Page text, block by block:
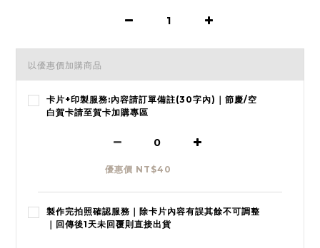
以優惠價加購商品
卡片+印製服務:內容請訂單備註(30字內)｜節慶/空
白賀卡請至賀卡加購專區
優惠價 NT$40
製作完拍照確認服務｜除卡片內容有誤其餘不可調整
｜回傳後1天未回覆則直接出貨